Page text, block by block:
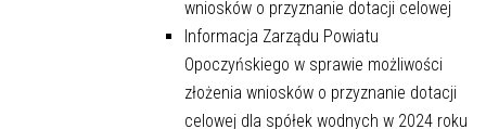
wniosków o przyznanie dotacji celowej
Informacja Zarządu Powiatu
Opoczyńskiego w sprawie możliwości
złożenia wniosków o przyznanie dotacji
celowej dla spółek wodnych w 2024 roku